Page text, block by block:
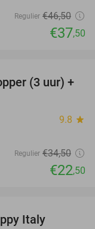
Regulier €46,50
€37,50
35%
(3 uur) +
9.8 star
Regulier €34,50
€22,50
Italy